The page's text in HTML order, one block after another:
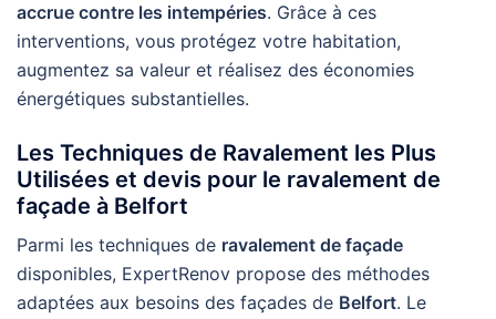
accrue contre les intempéries. Grâce à ces
interventions, vous protégez votre habitation,
augmentez sa valeur et réalisez des économies
énergétiques substantielles.
Les Techniques de Ravalement les Plus
Utilisées et devis pour le ravalement de
façade à Belfort
Parmi les techniques de ravalement de façade
disponibles, ExpertRenov propose des méthodes
adaptées aux besoins des façades de Belfort. Le